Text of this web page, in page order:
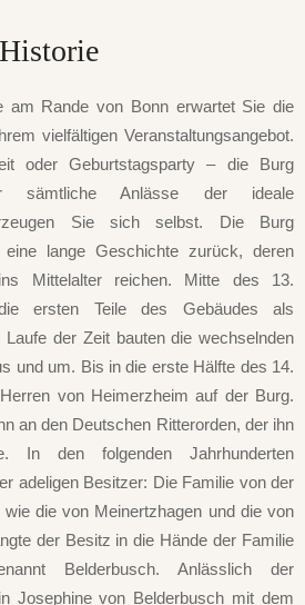
am Rande von Bonn erwartet Sie die
vielfältigen Veranstaltungsangebot.
oder Geburtstagsparty – die Burg
sämtliche Anlässe der ideale
Sie sich selbst. Die Burg
lange Geschichte zurück, deren
Mittelalter reichen. Mitte des 13.
ersten Teile des Gebäudes als
der Zeit bauten die wechselnden
und um. Bis in die erste Hälfte des 14.
von Heimerzheim auf der Burg.
an den Deutschen Ritterorden, der ihn
In den folgenden Jahrhunderten
adeligen Besitzer: Die Familie von der
die von Meinertzhagen und die von
der Besitz in die Hände der Familie
Belderbusch. Anlässlich der
Josephine von Belderbusch mit dem